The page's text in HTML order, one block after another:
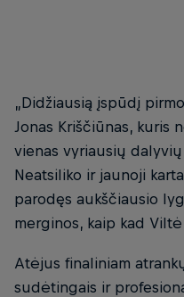
„Didžiausią įspūdį
Jonas Kriščiūnas, kuris
vienas vyriausių
Neatsiliko ir jaunoji
parodęs aukščiausio
merginos, kaip kad
Atėjus finaliniam
sudėtingais ir